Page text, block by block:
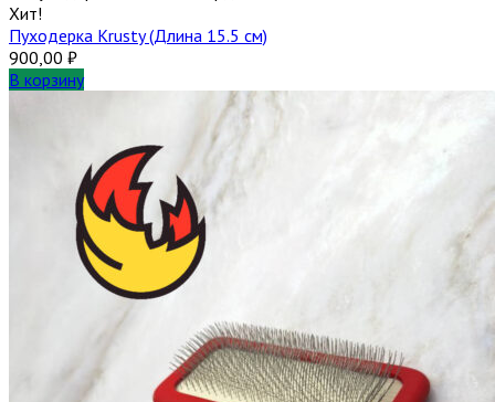
Хит!
Пуходерка Krusty (Длина 15.5 см)
900,00 ₽
В корзину